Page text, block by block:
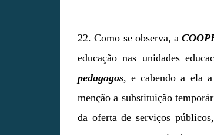
22. Como se observa, a
educação nas unidades
pedagogos, e cabendo a ela
menção a substituição
da oferta de serviços públicos,